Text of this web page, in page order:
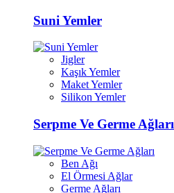
Suni Yemler
Jigler
Kaşık Yemler
Maket Yemler
Silikon Yemler
Serpme Ve Germe Ağları
Ben Ağı
El Örmesi Ağlar
Germe Ağları